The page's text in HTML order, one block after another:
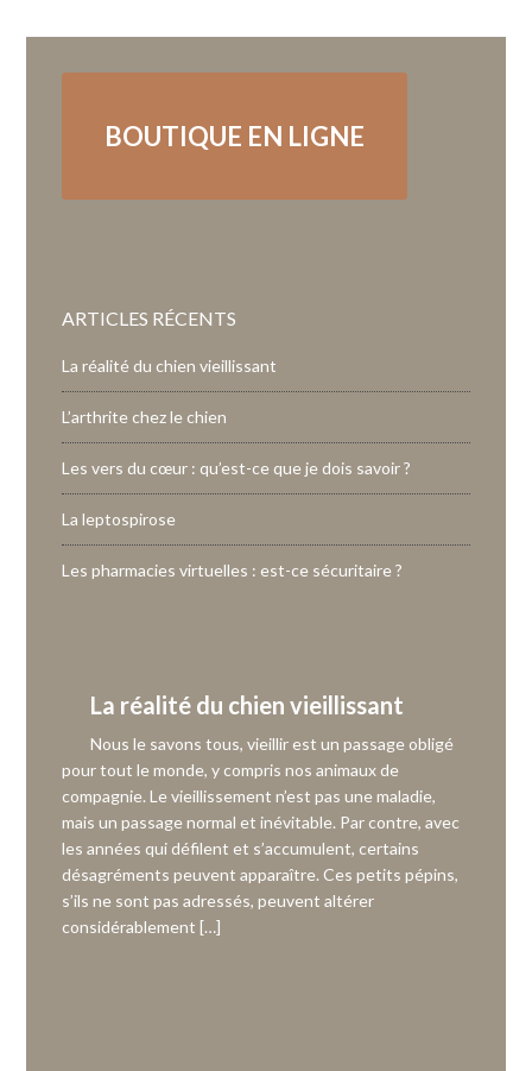
BOUTIQUE EN LIGNE
ARTICLES RÉCENTS
La réalité du chien vieillissant
L’arthrite chez le chien
Les vers du cœur : qu’est-ce que je dois savoir ?
La leptospirose
Les pharmacies virtuelles : est-ce sécuritaire ?
La réalité du chien vieillissant
Nous le savons tous, vieillir est un passage obligé
pour tout le monde, y compris nos animaux de
compagnie. Le vieillissement n’est pas une maladie,
mais un passage normal et inévitable. Par contre, avec
les années qui défilent et s’accumulent, certains
désagréments peuvent apparaître. Ces petits pépins,
s’ils ne sont pas adressés, peuvent altérer
considérablement […]